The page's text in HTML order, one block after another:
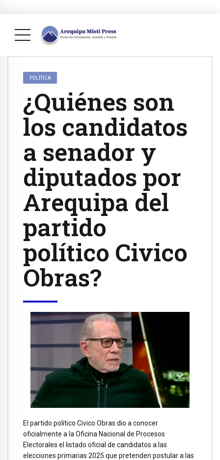
POLÍTICA
¿Quiénes son
los candidatos
a senador y
diputados por
Arequipa del
partido
político Civico
Obras?
El partido político Civico Obras dio a conocer
oficialmente a la Oficina Nacional de Procesos
Electorales el listado oficial de candidatos a las
elecciones primarias 2025 que pretenden postular a las